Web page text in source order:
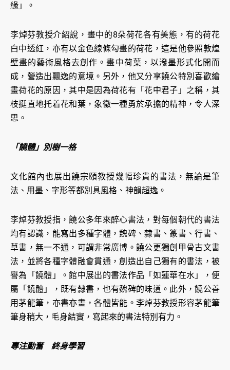
緣」。
李焯芬教授介紹說，畫中的8朵荷花各有美態，有的荷花
白中透紅，亦有以金色線條勾畫的荷花，這是他參照敦煌
壁畫的藝術風格去創作。畫中荷葉，以潑墨形式化開而
成，營造出飄逸的意境。另外，他又分享饒公特別喜歡繪
畫荷花的原因，其中是因為荷花有「花中君子」之稱，其
枝挺直地托着花和葉，象徵一種勇於承擔的精神，令人深
思。
「饒體」別樹一格
文化館內也展出饒宗頤教授幾幅珍貴的書法，無論是筆
法、用墨、字形等都別具風格、神韻超逸。
李焯芬教授指，饒公多年來醉心書法，對每個朝代的書法
均有認識，能寫出多種字體，魏碑、隸書、篆書、行書、
草書，無一不通，可謂非常廣博。饒公更獨創甲骨古文書
法，並將各種字體融會貫通，創造出自己獨有的書法，被
譽為「饒體」。館中展出的書法作品「如蓮華在水」，便
屬「饒體」，既有隸書，也有魏碑的味道。此外，饒公善
用茅龍筆，亦書亦畫，各體皆能。李焯芬教授形容茅龍筆
筆身稍大，毛身結實，寫起來的書法特別有力。
專注勤奮 終身學習